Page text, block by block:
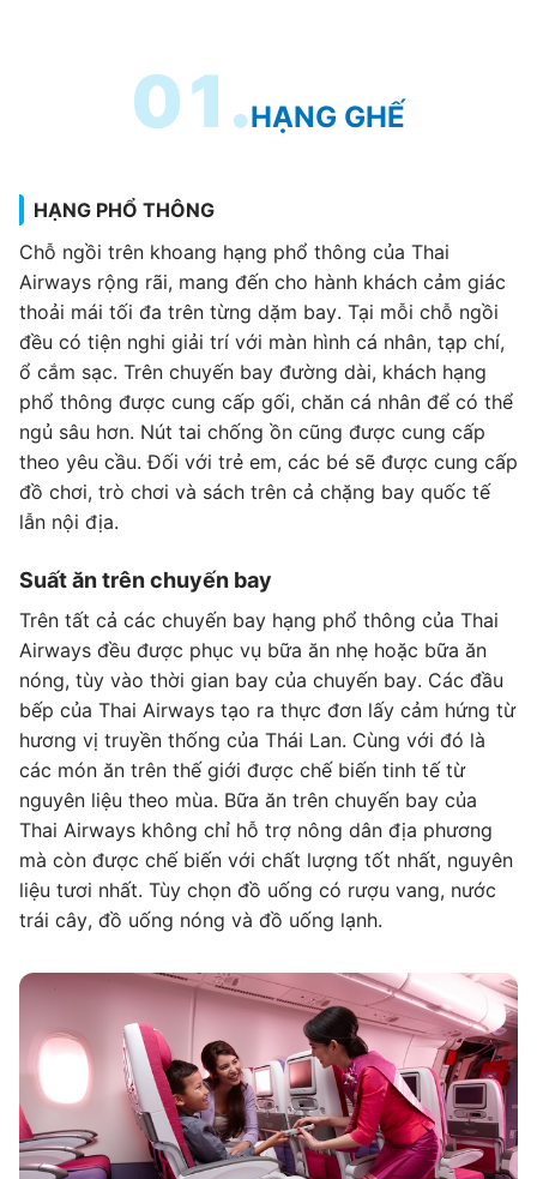
01.HẠNG GHẾ
HẠNG PHỔ THÔNG
Chỗ ngồi trên khoang hạng phổ thông của Thai
Airways rộng rãi, mang đến cho hành khách cảm giác
thoải mái tối đa trên từng dặm bay. Tại mỗi chỗ ngồi
đều có tiện nghi giải trí với màn hình cá nhân, tạp chí,
ổ cắm sạc. Trên chuyến bay đường dài, khách hạng
phổ thông được cung cấp gối, chăn cá nhân để có thể
ngủ sâu hơn. Nút tai chống ồn cũng được cung cấp
theo yêu cầu. Đối với trẻ em, các bé sẽ được cung cấp
đồ chơi, trò chơi và sách trên cả chặng bay quốc tế
lẫn nội địa.
Suất ăn trên chuyến bay
Trên tất cả các chuyến bay hạng phổ thông của Thai
Airways đều được phục vụ bữa ăn nhẹ hoặc bữa ăn
nóng, tùy vào thời gian bay của chuyến bay. Các đầu
bếp của Thai Airways tạo ra thực đơn lấy cảm hứng từ
hương vị truyền thống của Thái Lan. Cùng với đó là
các món ăn trên thế giới được chế biến tinh tế từ
nguyên liệu theo mùa. Bữa ăn trên chuyến bay của
Thai Airways không chỉ hỗ trợ nông dân địa phương
mà còn được chế biến với chất lượng tốt nhất, nguyên
liệu tươi nhất. Tùy chọn đồ uống có rượu vang, nước
trái cây, đồ uống nóng và đồ uống lạnh.